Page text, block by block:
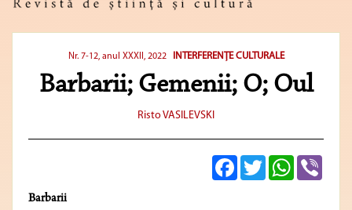
Nr. 7-12, anul XXXII, 2022 INTERFERENȚE CULTURALE
Barbarii; Gemenii; O; Oul
Risto VASILEVSKI
FacebookTwitterWhatsApp
Barbarii